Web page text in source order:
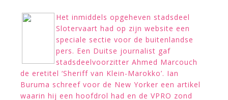
Het inmiddels opgeheven stadsdeel
Slotervaart had op zijn website een
speciale sectie voor de buitenlandse
pers. Een Duitse journalist gaf
stadsdeelvoorzitter Ahmed Marcouch
de eretitel ‘Sheriff van Klein-Marokko’. Ian
Buruma schreef voor de New Yorker een artikel
waarin hij een hoofdrol had en de VPRO zond